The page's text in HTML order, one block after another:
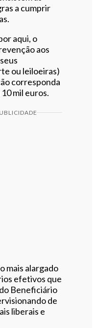
a cumprir
aqui, o
aos
ou leiloeiras)
corresponda
mil euros.
mais alargado
efetivos que
Beneficiário
de
liberais e